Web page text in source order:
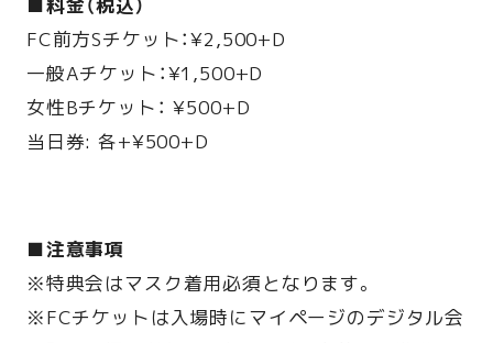
FC前方Sチケット：¥2,500+D
一般Aチケット：¥1,500+D
女性Bチケット： ¥500+D
当日券: 各+¥500+D
■注意事項
※特典会はマスク着用必須となります。
※FCチケットは入場時にマイページのデジタル会